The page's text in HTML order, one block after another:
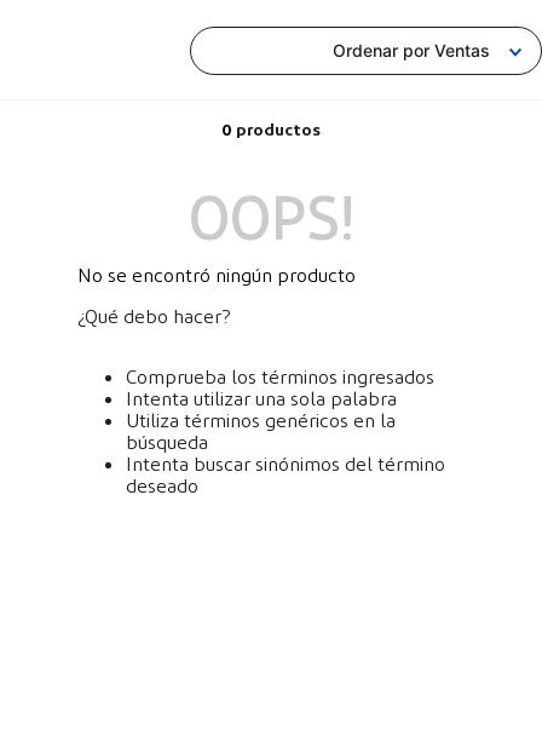
Ordenar por Ventas
0 productos
OOPS!
No se encontró ningún producto
¿Qué debo hacer?
Comprueba los términos ingresados
Intenta utilizar una sola palabra
Utiliza términos genéricos en la
búsqueda
Intenta buscar sinónimos del término
deseado